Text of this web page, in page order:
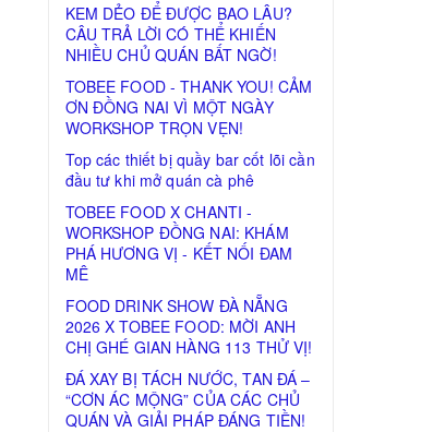
KEM DẺO ĐỂ ĐƯỢC BAO LÂU?
CÂU TRẢ LỜI CÓ THỂ KHIẾN
NHIỀU CHỦ QUÁN BẤT NGỜ!
TOBEE FOOD - THANK YOU! CẢM
ƠN ĐỒNG NAI VÌ MỘT NGÀY
WORKSHOP TRỌN VẸN!
Top các thiết bị quầy bar cốt lõi cần
đầu tư khi mở quán cà phê
TOBEE FOOD X CHANTI -
WORKSHOP ĐỒNG NAI: KHÁM
PHÁ HƯƠNG VỊ - KẾT NỐI ĐAM
MÊ
FOOD DRINK SHOW ĐÀ NẴNG
2026 X TOBEE FOOD: MỜI ANH
CHỊ GHÉ GIAN HÀNG 113 THỬ VỊ!
ĐÁ XAY BỊ TÁCH NƯỚC, TAN ĐÁ –
“CƠN ÁC MỘNG” CỦA CÁC CHỦ
QUÁN VÀ GIẢI PHÁP ĐÁNG TIỀN!